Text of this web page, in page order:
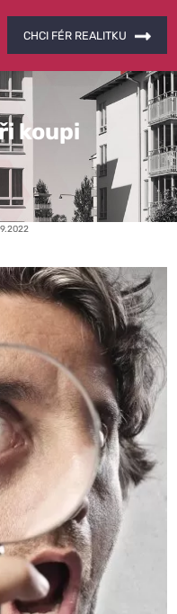
CHCI FÉR REALITKU
koupi